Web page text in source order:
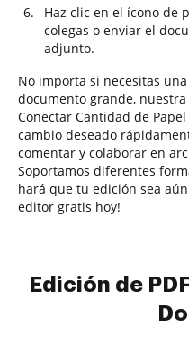
Haz clic en el ícono de
colegas o enviar el
adjunto.
No importa si necesitas
documento grande,
Conectar Cantidad de
cambio deseado
comentar y colaborar en
Soportamos diferentes
hará que tu edición sea
editor gratis hoy!
Edición de